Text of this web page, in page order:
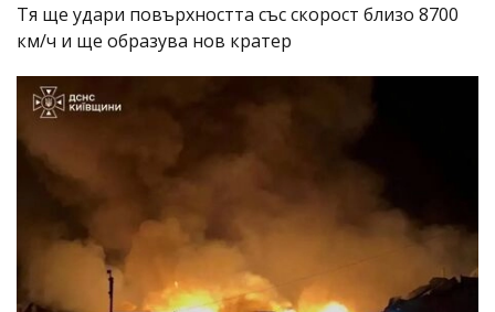
Тя ще удари повърхността със скорост близо 8700
км/ч и ще образува нов кратер